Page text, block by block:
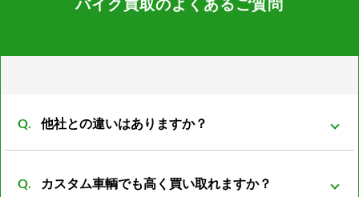
バイク買取のよくあるご質問
他社との違いはありますか？
もバイクの販売先がある為、 在庫を抱える事も無くコ
カスタム車輌でも高く買い取れますか？